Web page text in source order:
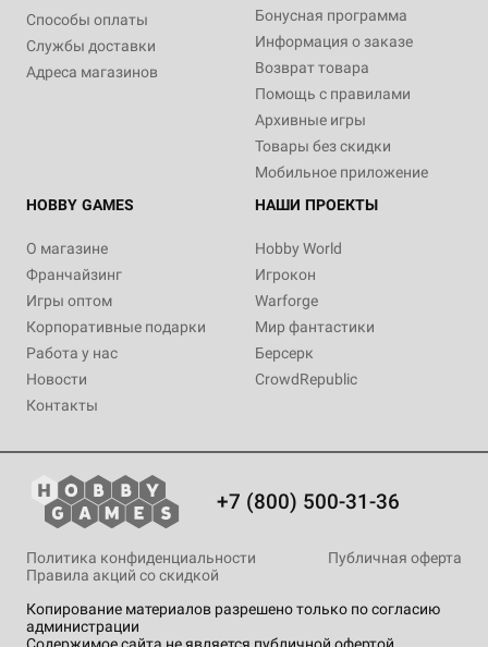
Способы оплаты
Службы доставки
Адреса магазинов
Бонусная программа
Информация о заказе
Возврат товара
Помощь с правилами
Архивные игры
Товары без скидки
Мобильное приложение
HOBBY GAMES
О магазине
Франчайзинг
Игры оптом
Корпоративные подарки
Работа у нас
Новости
Контакты
НАШИ ПРОЕКТЫ
Hobby World
Игрокон
Warforge
Мир фантастики
Берсерк
CrowdRepublic
+7 (800) 500-31-36
Копирование материалов разрешено только по согласию
администрации
Политика конфиденциальности
Публичная оферта
Правила акций со скидкой